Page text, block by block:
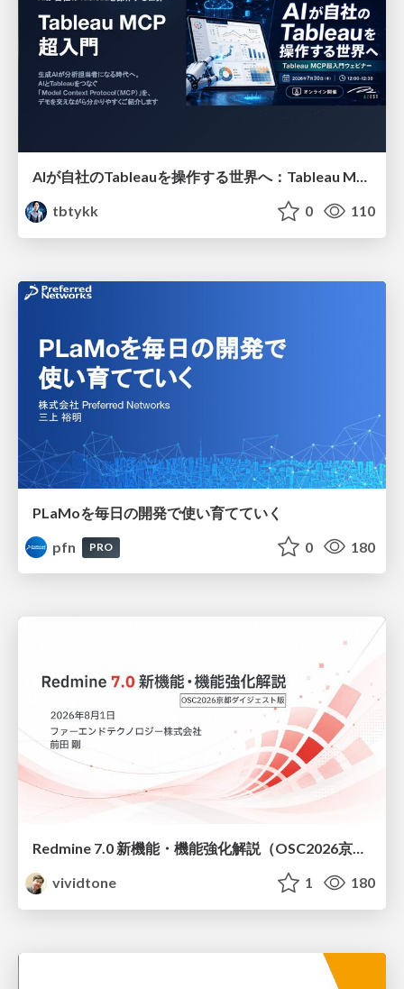
AIが自社のTableauを操作する世界へ：Tableau MCP超入門
tbtykk
0 110
PLaMoを毎日の開発で使い育てていく
pfn
PRO 0 180
Redmine 7.0 新機能・機能強化解説（OSC2026京都ダイジェスト版）
vividtone
1 180